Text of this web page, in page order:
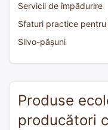
Servicii de împădurire
Sfaturi practice
Silvo-pășuni
Produse
producători